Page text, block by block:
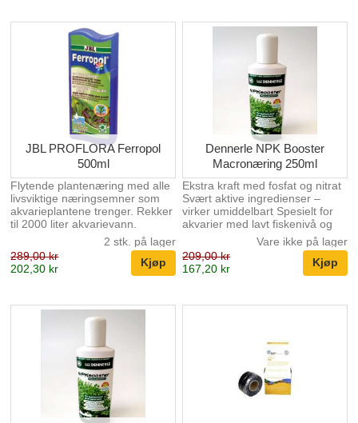
på slimhinner og forebygger
mage- og tarmsykdommer. Den
forebyggende tilsettningen av
Happy-Life RioNequa egner seg
spesielt for tilvenning og pleie
for ciklider, maller og annen fisk
som lever i svartvanns biotope...
forsiktig og spray deretter
arrangementer med god
luftsirkulasjon - vann substratet
forsiktig og spray deretter
plantene fler...
JBL PROFLORA Ferropol
500ml
Flytende plantenæring med alle
livsviktige næringsemner som
akvarieplantene trenger. Rekker
til 2000 liter akvarievann.
Ferropol inneholder: Kalium,
Svovel, jern,mangan, molyben,
sink, kobber,bor og kobolt i en
opptaglig form som plantene
ved vannbytter eller
2 stk. på lager
289,00 kr
202,30 kr
Dennerle NPK Booster
Macronæring 250ml
Ekstra kraft med fosfat og nitrat
Svært aktive ingredienser –
virker umiddelbart Spesielt for
akvarier med lavt fiskenivå og
frodig plantevekst For rask,
sterk, sunn vekst
Vare ikke på lager
209,00 kr
167,20 kr